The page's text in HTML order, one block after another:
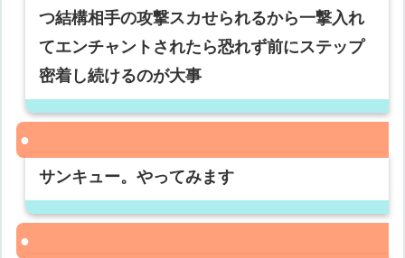
つ結構相手の攻撃スカせられるから一撃入れ
てエンチャントされたら恐れず前にステップ
密着し続けるのが大事
サンキュー。やってみます